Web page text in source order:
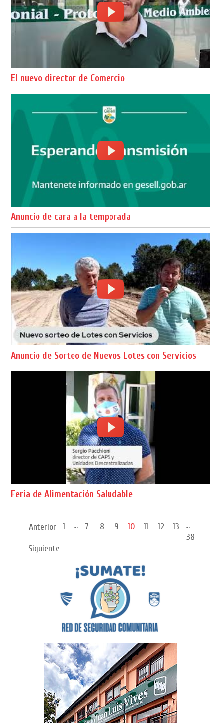
El nuevo director de Comercio
Anuncio de cara a la temporada
Anuncio de Sorteo de Nuevos Lotes con Servicios
Feria de Alimentación Saludable
Anterior 1 ... 7 8 9 10 11 12 13
...
38
Siguiente